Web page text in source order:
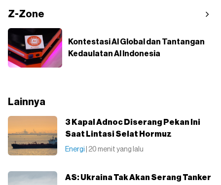
Z-Zone
Kontestasi AI Global dan Tantangan
Kedaulatan AI Indonesia
Lainnya
3 Kapal Adnoc Diserang Pekan Ini
Saat Lintasi Selat Hormuz
Energi | 20 menit yang lalu
AS: Ukraina Tak Akan Serang Tanker